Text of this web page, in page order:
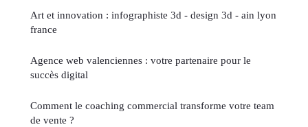
Art et innovation : infographiste 3d - design 3d - ain lyon
france
Agence web valenciennes : votre partenaire pour le
succès digital
Comment le coaching commercial transforme votre team
de vente ?